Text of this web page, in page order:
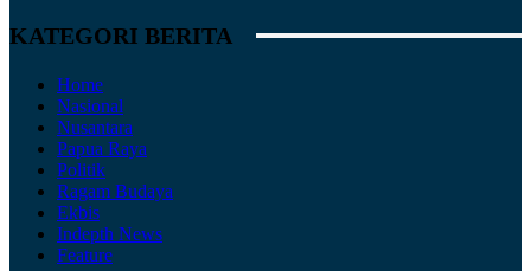
KATEGORI BERITA
Home
Nasional
Nusantara
Papua Raya
Politik
Ragam Budaya
Ekbis
Indepth News
Feature